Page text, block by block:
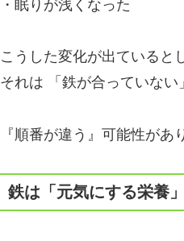
・眠りが浅くなった
こうした変化が出ていると
それは 「鉄が合っていない
『順番が違う』可能性があ
鉄は「元気にする栄養